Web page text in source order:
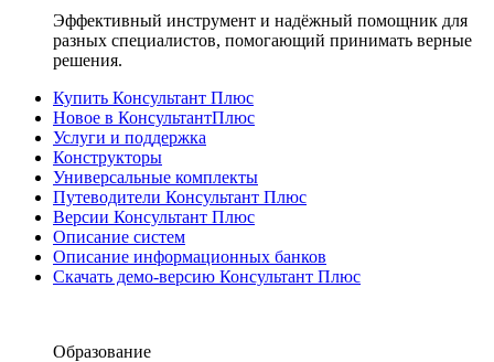
Эффективный инструмент и надёжный помощник для
разных специалистов, помогающий принимать верные
решения.
Купить Консультант Плюс
Новое в КонсультантПлюс
Услуги и поддержка
Конструкторы
Универсальные комплекты
Путеводители Консультант Плюс
Версии Консультант Плюс
Описание систем
Описание информационных банков
Скачать демо-версию Консультант Плюс
Образование